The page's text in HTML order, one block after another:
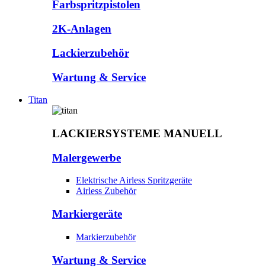
Farbspritzpistolen
2K-Anlagen
Lackierzubehör
Wartung & Service
Titan
LACKIERSYSTEME MANUELL
Malergewerbe
Elektrische Airless Spritzgeräte
Airless Zubehör
Markiergeräte
Markierzubehör
Wartung & Service